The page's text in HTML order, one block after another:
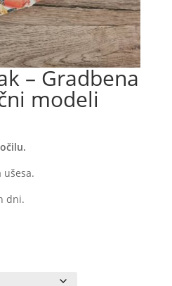
– Gradbena
modeli
ušesa.
dni.